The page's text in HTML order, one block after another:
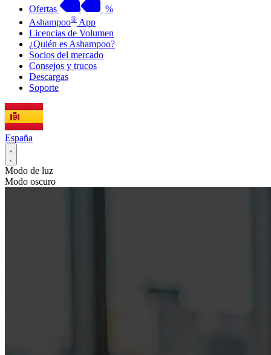
Ofertas
%
Ashampoo® App
Licencias de Volumen
¿Quién es Ashampoo?
Socios del mercado
Consejos y trucos
Descargas
Soporte
España
Modo de luz
Modo oscuro